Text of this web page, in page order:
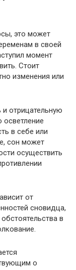
это может
в своей
момент
Стоит
изменения или
отрицательную
осветление
в себе или
сон может
осуществить
от
сновидца,
в
о